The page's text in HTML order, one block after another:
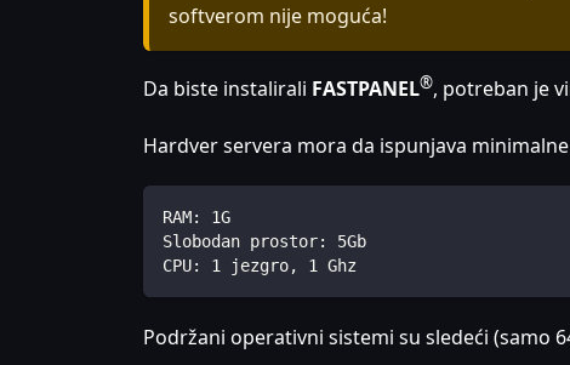
softverom nije moguća!
Da biste instalirali FASTPANEL®, potreban je
Hardver servera mora da ispunjava
RAM: 1G
Slobodan prostor: 5Gb
CPU: 1 jezgro, 1 Ghz
Podržani operativni sistemi su sledeći (samo